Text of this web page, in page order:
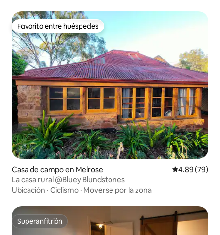
Favorito entre huéspedes
Favorito entre huéspedes
Casa de campo en Melrose Calificación
4.89 (79)
La casa rural @Bluey Blundstones
Ubicación · Ciclismo · Moverse por la zona
Superanfitrión
Superanfitrión